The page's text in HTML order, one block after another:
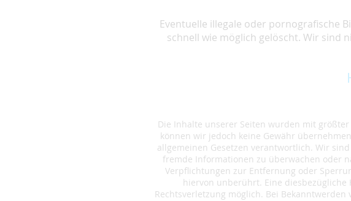
Eventuelle illegale oder pornografische
schnell wie möglich gelöscht. Wir sind
Die Inhalte unserer Seiten wurden mit
können wir jedoch keine Gewähr
allgemeinen Gesetzen verantwortlich. Wir
fremde Informationen zu überwachen oder
Verpflichtungen zur Entfernung oder
hiervon unberührt. Eine
Rechtsverletzung möglich. Bei